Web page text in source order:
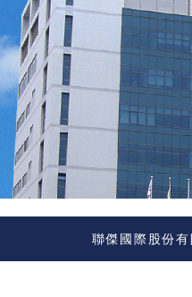
聯傑國際股份